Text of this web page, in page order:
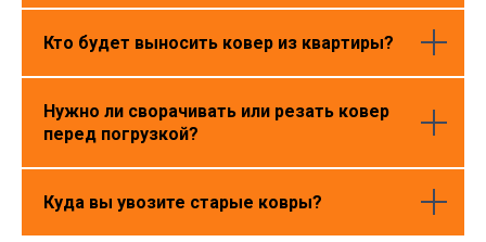
Кто будет выносить ковер из квартиры?
Нужно ли сворачивать или резать ковер
перед погрузкой?
Куда вы увозите старые ковры?